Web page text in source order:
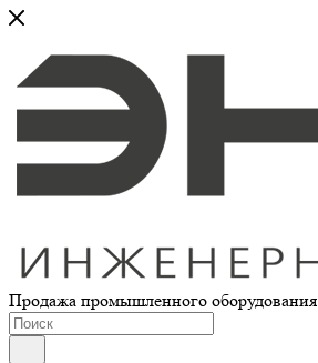
Продажа промышленного оборудования